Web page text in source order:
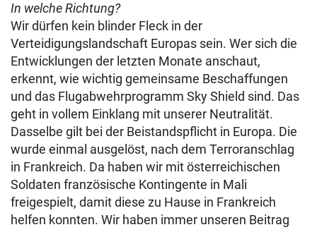
In welche Richtung?
Wir dürfen kein blinder Fleck in der
Verteidigungslandschaft Europas sein. Wer sich die
Entwicklungen der letzten Monate anschaut,
erkennt, wie wichtig gemeinsame Beschaffungen
und das Flugabwehrprogramm Sky Shield sind. Das
geht in vollem Einklang mit unserer Neutralität.
Dasselbe gilt bei der Beistandspflicht in Europa. Die
wurde einmal ausgelöst, nach dem Terroranschlag
in Frankreich. Da haben wir mit österreichischen
Soldaten französische Kontingente in Mali
freigespielt, damit diese zu Hause in Frankreich
helfen konnten. Wir haben immer unseren Beitrag